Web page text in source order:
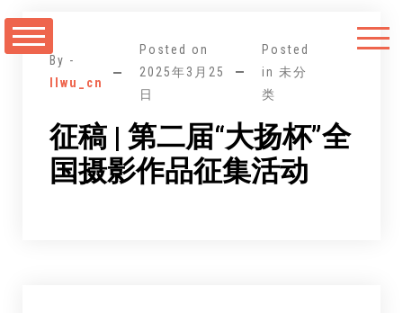
至
By -
llwu_cn
Posted on
2025年3月25
日
Posted
in 未分
类
征稿 | 第二届“大扬杯”全
国摄影作品征集活动